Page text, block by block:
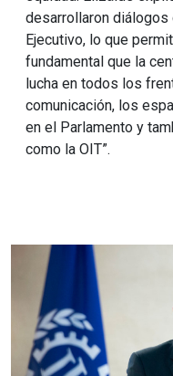
desarrollaron
Ejecutivo, lo que
fundamental que la
lucha en todos los
comunicación, los
en el Parlamento y
como la OIT”.
Imagen